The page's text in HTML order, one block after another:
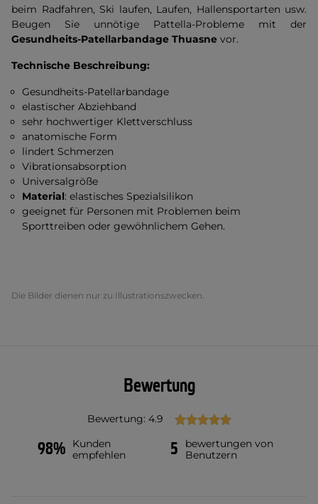
beim Radfahren, Ski laufen, Laufen, Hallensportarten usw.
Beugen Sie unnötige Pattella-Probleme mit der
Gesundheits-Patellarbandage Thuasne vor.
Technische Beschreibung:
Gesundheits-Patellarbandage
elastischer Abziehband
sehr hochwertiger Klettverschluss
anatomische Form
lindert Schmerzen
Vibrationsabsorption
Universalgröße
Material: elastisches Spezialsilikon
geeignet für Personen mit Problemen beim
Sporttreiben oder gewöhnlichem Gehen.
Die Bilder dienen nur zu Illustrationszwecken.
Bewertung
Bewertung: 4.9
98%
Kunden
empfehlen
5
bewertungen von
Benutzern